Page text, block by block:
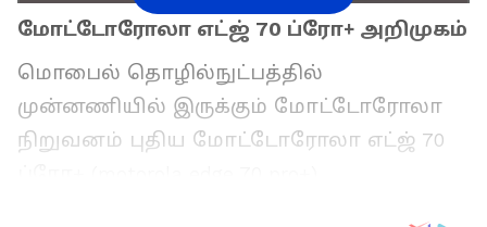
மோட்டோரோலா எட்ஜ் 70 ப்ரோ+ அறிமுகம்
மொபைல் தொழில்நுட்பத்தில்
முன்னணியில் இருக்கும் மோட்டோரோலா
நிறுவனம் புதிய மோட்டோரோலா எட்ஜ் 70